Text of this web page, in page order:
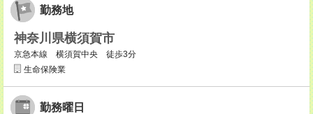
勤務地
神奈川県横須賀市
京急本線 横須賀中央 徒歩3分
生命保険業
勤務曜日